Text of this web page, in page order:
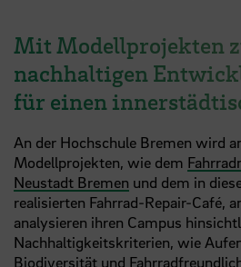
Mit Modellprojekten
nachhaltigen
für einen
An der Hochschule Bremen wird
Modellprojekten, wie dem
Neustadt Bremen und dem in
realisierten Fahrrad-Repair-Café,
analysieren ihren Campus
Nachhaltigkeitskriterien, wie
Biodiversität und